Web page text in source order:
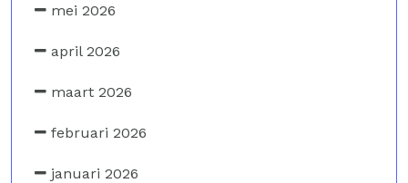
mei 2026
april 2026
maart 2026
februari 2026
januari 2026